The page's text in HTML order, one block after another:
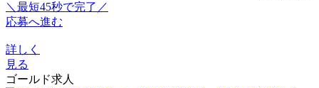
＼最短45秒で完了／
応募へ進む
詳しく
見る
ゴールド求人